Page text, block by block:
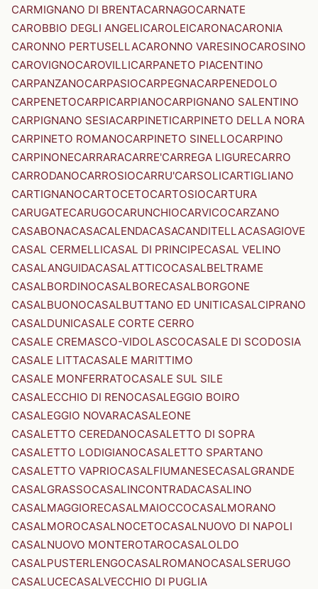
CARMIGNANO DI BRENTACARNAGOCARNATE
CAROBBIO DEGLI ANGELICAROLEICARONACARONIA
CARONNO PERTUSELLACARONNO VARESINOCAROSINO
CAROVIGNOCAROVILLICARPANETO PIACENTINO
CARPANZANOCARPASIOCARPEGNACARPENEDOLO
CARPENETOCARPICARPIANOCARPIGNANO SALENTINO
CARPIGNANO SESIACARPINETICARPINETO DELLA NORA
CARPINETO ROMANOCARPINETO SINELLOCARPINO
CARPINONECARRARACARRE'CARREGA LIGURECARRO
CARRODANOCARROSIOCARRU'CARSOLICARTIGLIANO
CARTIGNANOCARTOCETOCARTOSIOCARTURA
CARUGATECARUGOCARUNCHIOCARVICOCARZANO
CASABONACASACALENDACASACANDITELLACASAGIOVE
CASAL CERMELLICASAL DI PRINCIPECASAL VELINO
CASALANGUIDACASALATTICOCASALBELTRAME
CASALBORDINOCASALBORECASALBORGONE
CASALBUONOCASALBUTTANO ED UNITICASALCIPRANO
CASALDUNICASALE CORTE CERRO
CASALE CREMASCO-VIDOLASCOCASALE DI SCODOSIA
CASALE LITTACASALE MARITTIMO
CASALE MONFERRATOCASALE SUL SILE
CASALECCHIO DI RENOCASALEGGIO BOIRO
CASALEGGIO NOVARACASALEONE
CASALETTO CEREDANOCASALETTO DI SOPRA
CASALETTO LODIGIANOCASALETTO SPARTANO
CASALETTO VAPRIOCASALFIUMANESECASALGRANDE
CASALGRASSOCASALINCONTRADACASALINO
CASALMAGGIORECASALMAIOCCOCASALMORANO
CASALMOROCASALNOCETOCASALNUOVO DI NAPOLI
CASALNUOVO MONTEROTAROCASALOLDO
CASALPUSTERLENGOCASALROMANOCASALSERUGO
CASALUCECASALVECCHIO DI PUGLIA